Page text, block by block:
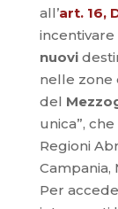
all’art. 16,
incentivare
nuovi
nelle zone
del
unica”,
Regioni
Campania,
Per